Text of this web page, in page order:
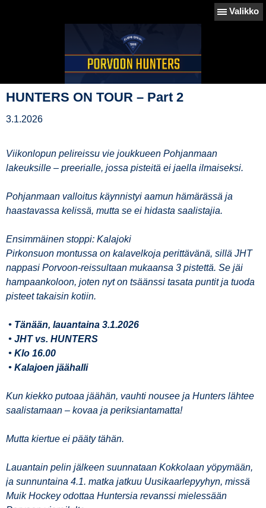
Valikko
HUNTERS ON TOUR – Part 2
3.1.2026
Viikonlopun pelireissu vie joukkueen Pohjanmaan
lakeuksille – preerialle, jossa pisteitä ei jaella ilmaiseksi.
Pohjanmaan valloitus käynnistyi aamun hämärässä ja
haastavassa kelissä, mutta se ei hidasta saalistajia.
Ensimmäinen stoppi: Kalajoki
Pirkonsuon montussa on kalavelkoja perittävänä, sillä JHT
nappasi Porvoon-reissultaan mukaansa 3 pistettä. Se jäi
hampaankoloon, joten nyt on tsäänssi tasata puntit ja tuoda
pisteet takaisin kotiin.
• Tänään, lauantaina 3.1.2026
• JHT vs. HUNTERS
• Klo 16.00
• Kalajoen jäähalli
Kun kiekko putoaa jäähän, vauhti nousee ja Hunters lähtee
saalistamaan – kovaa ja periksiantamatta!
Mutta kiertue ei pääty tähän.
Lauantain pelin jälkeen suunnataan Kokkolaan yöpymään,
ja sunnuntaina 4.1. matka jatkuu Uusikaarlepyyhyn, missä
Muik Hockey odottaa Huntersia revanssi mielessään